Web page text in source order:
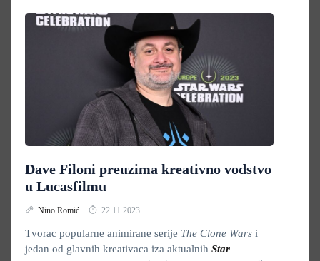
Dave Filoni preuzima kreativno vodstvo
u Lucasfilmu
Nino Romić 22.11.2023.
Tvorac popularne animirane serije The Clone Wars i
jedan od glavnih kreativaca iza aktualnih Star